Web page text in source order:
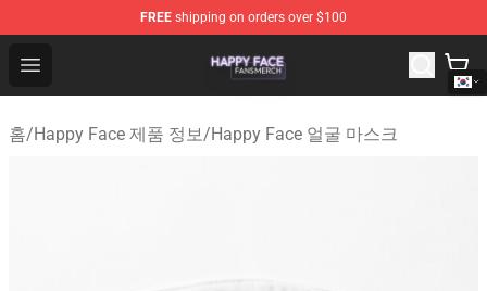
FREE shipping on orders over $100
Open menu
Happy Face Shop - Official Happy Face Merchandise
홈/Happy Face 제품 정보/Happy Face 얼굴 마스크